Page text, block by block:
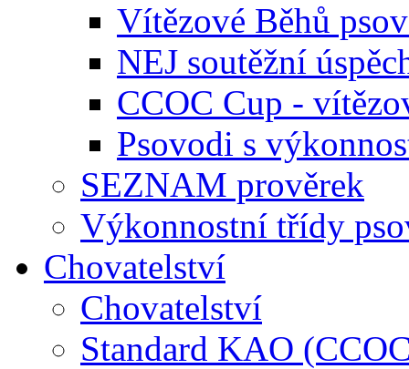
Vítězové Běhů
NEJ soutěžní
CCOC Cup -
Psovodi s
SEZNAM prověrek
Výkonnostní třídy
Chovatelství
Chovatelství
Standard KAO